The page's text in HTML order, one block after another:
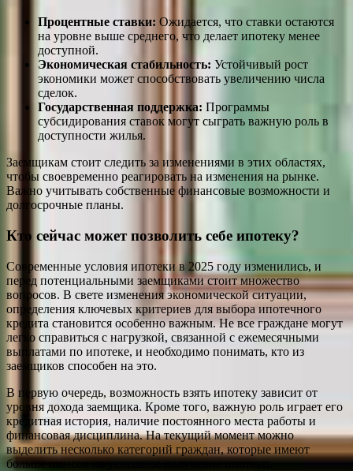
Процентные ставки: Ожидается, что ставки остаются
на уровне выше среднего, что делает ипотеку менее
доступной.
Экономическая стабильность: Устойчивый рост
экономики может способствовать увеличению числа
сделок.
Государственная поддержка: Программы
субсидирования ставок могут сыграть важную роль в
доступности жилья.
Заемщикам стоит следить за изменениями в этих областях,
чтобы своевременно реагировать на изменения на рынке.
Важно учитывать собственные финансовые возможности и
долгосрочные планы.
Кто сейчас может позволить себе ипотеку?
Современные условия ипотеки в 2025 году изменились, и
перед потенциальными заемщиками стоит множество
вопросов. В свете изменения экономической ситуации,
определения ключевых критериев для выбора ипотечного
кредита становится особенно важным. Не все граждане могут
легко справиться с нагрузкой, связанной с ежемесячными
выплатами по ипотеке, и необходимо понимать, кто из
заемщиков способен на это.
В первую очередь, возможность взять ипотеку зависит от
уровня дохода заемщика. Кроме того, важную роль играет его
кредитная история, наличие постоянного места работы и
финансовая дисциплина. На текущий момент можно
выделить несколько категорий граждан, которые имеют
больше шансов на успешное получение ипотеки.